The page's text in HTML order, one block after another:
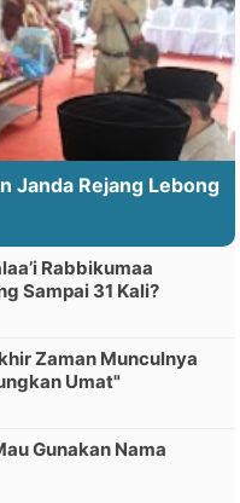
Janda Rejang Lebong
Rabbikumaa
Sampai 31 Kali?
Zaman Munculnya
Umat"
Gunakan Nama